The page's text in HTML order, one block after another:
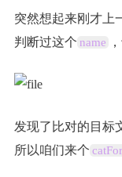
突然想起来刚才上
判断过这个 name
发现了比对的目标
所以咱们来个